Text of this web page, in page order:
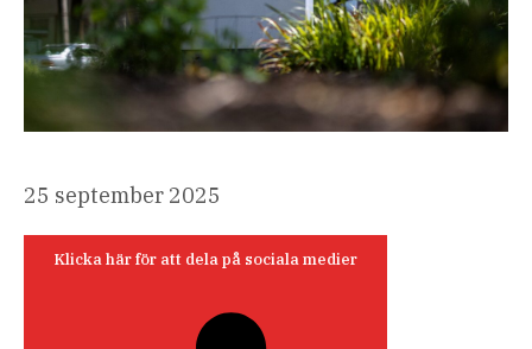
Publicerad
september
25 september 2025
Klicka här för att dela på sociala medier